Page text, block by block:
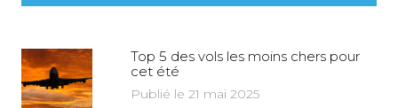
Top 5 des vols les moins chers pour
cet été
Publié le 21 mai 2025